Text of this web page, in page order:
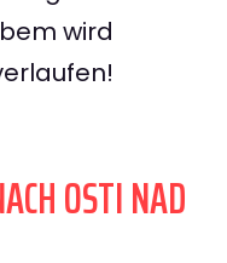
wird
OSTI NAD